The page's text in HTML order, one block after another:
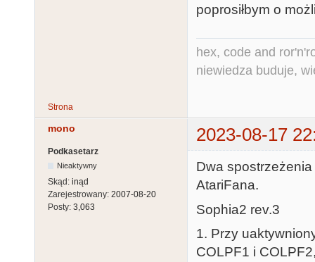
poprosiłbym o
hex, code and
niewiedza buduje,
Strona
mono 2023-08-17
Podkasetarz
Nieaktywny
Skąd: inąd
Zarejestrowany: 2007-08-20
Posty: 3,063
Dwa
AtariFana.
Sophia2 rev.3
1. Przy
COLPF1 i